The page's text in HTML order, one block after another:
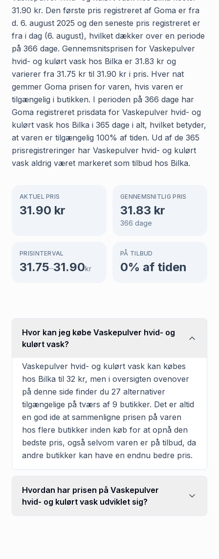
31.90 kr. Den første pris registreret af Goma er fra
d. 6. august 2025 og den seneste pris registreret er
fra i dag (6. august), hvilket dækker over en periode
på 366 dage. Gennemsnitsprisen for Vaskepulver
hvid- og kulørt vask hos Bilka er 31.83 kr og
varierer fra 31.75 kr til 31.90 kr i pris. Hver nat
gemmer Goma prisen for varen, hvis varen er
tilgængelig i butikken. I perioden på 366 dage har
Goma registreret prisdata for Vaskepulver hvid- og
kulørt vask hos Bilka i 365 dage i alt, hvilket betyder,
at varen er tilgængelig 100% af tiden. Ud af de 365
prisregistreringer har Vaskepulver hvid- og kulørt
vask aldrig været markeret som tilbud hos Bilka.
AKTUEL PRIS
31.90 kr
GENNEMSNITLIG PRIS
31.83 kr
366 dage
PRISINTERVAL
31.75–31.90kr
PÅ TILBUD
0% af tiden
Hvor kan jeg købe Vaskepulver hvid- og
kulørt vask?
Vaskepulver hvid- og kulørt vask kan købes
hos Bilka til 32 kr, men i oversigten ovenover
på denne side finder du 27 alternativer
tilgængelige på tværs af 9 butikker. Det er altid
en god ide at sammenligne prisen på varen
hos flere butikker inden køb for at opnå den
bedste pris, også selvom varen er på tilbud, da
andre butikker kan have en endnu bedre pris.
Hvordan har prisen på Vaskepulver
hvid- og kulørt vask udviklet sig?